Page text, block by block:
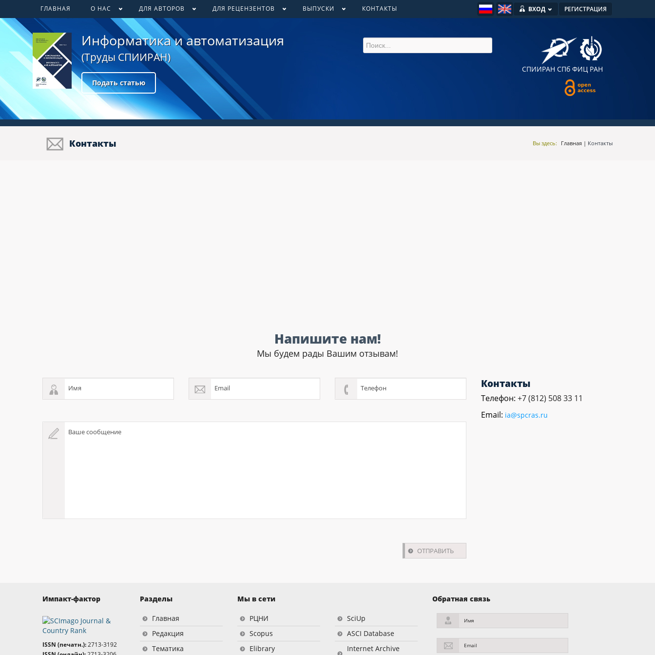
ГЛАВНАЯ О НАС ДЛЯ АВТОРОВ ДЛЯ РЕЦЕНЗЕНТОВ ВЫПУСКИ КОНТАКТЫ РЕГИСТРАЦИЯ
ВХОД
Информатика и автоматизация
(Труды СПИИРАН)
Подать статью
СПИИРАН СПб ФИЦ РАН
Контакты Вы здесь: Главная | Контакты
Напишите нам!
Мы будем рады Вашим отзывам!
Имя Email Телефон
Ваше сообщение
Контакты
Телефон: +7 (812) 508 33 11
Email: ia@spcras.ru
Импакт-фактор
ISSN (печатн.):2713-3192
Разделы
Главная
Редакция
Тематика
Мы в сети
РЦНИ
Scopus
Elibrary
SciUp
ASCI Database
Internet Archive
Обратная связь
Имя
Email